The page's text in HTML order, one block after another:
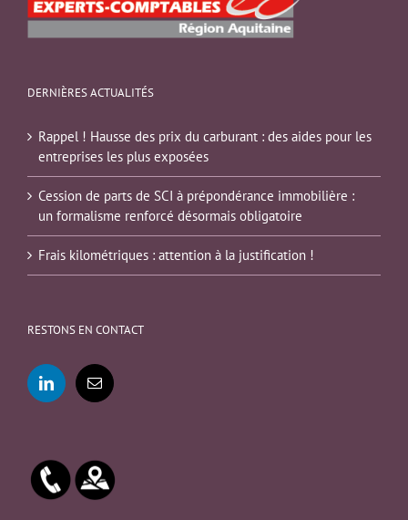
DERNIÈRES ACTUALITÉS
Rappel ! Hausse des prix du carburant : des aides pour les
entreprises les plus exposées
Cession de parts de SCI à prépondérance immobilière :
un formalisme renforcé désormais obligatoire
Frais kilométriques : attention à la justification !
RESTONS EN CONTACT